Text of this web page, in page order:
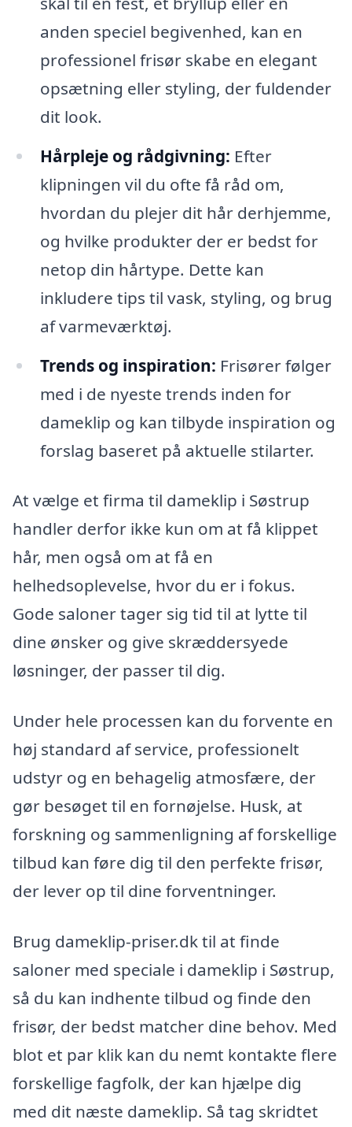
anden speciel begivenhed, kan en
professionel frisør skabe en elegant
opsætning eller styling, der fuldender
dit look.
Hårpleje og rådgivning: Efter
klipningen vil du ofte få råd om,
hvordan du plejer dit hår derhjemme,
og hvilke produkter der er bedst for
netop din hårtype. Dette kan
inkludere tips til vask, styling, og brug
af varmeværktøj.
Trends og inspiration: Frisører følger
med i de nyeste trends inden for
dameklip og kan tilbyde inspiration og
forslag baseret på aktuelle stilarter.
At vælge et firma til dameklip i Søstrup
handler derfor ikke kun om at få klippet
hår, men også om at få en
helhedsoplevelse, hvor du er i fokus.
Gode saloner tager sig tid til at lytte til
dine ønsker og give skræddersyede
løsninger, der passer til dig.
Under hele processen kan du forvente en
høj standard af service, professionelt
udstyr og en behagelig atmosfære, der
gør besøget til en fornøjelse. Husk, at
forskning og sammenligning af forskellige
tilbud kan føre dig til den perfekte frisør,
der lever op til dine forventninger.
Brug dameklip-priser.dk til at finde
saloner med speciale i dameklip i Søstrup,
så du kan indhente tilbud og finde den
frisør, der bedst matcher dine behov. Med
blot et par klik kan du nemt kontakte flere
forskellige fagfolk, der kan hjælpe dig
med dit næste dameklip. Så tag skridtet